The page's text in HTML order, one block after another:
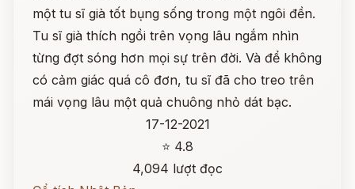
một tu sĩ già tốt bụng sống trong một ngôi đền.
Tu sĩ già thích ngồi trên vọng lâu ngắm nhìn
từng đợt sóng hơn mọi sự trên đời. Và để không
có cảm giác quá cô đơn, tu sĩ đã cho treo trên
mái vọng lâu một quả chuông nhỏ dát bạc.
17-12-2021
⭐ 4.8
4,094 lượt đọc